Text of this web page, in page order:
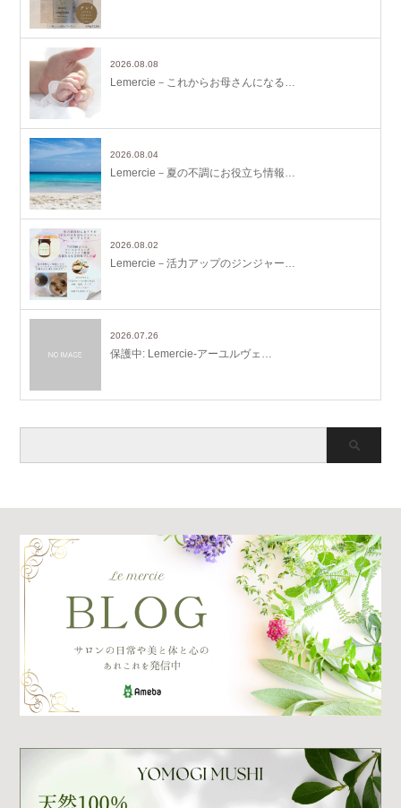
2026.08.08
Lemercie－これからお母さんになる…
2026.08.04
Lemercie－夏の不調にお役立ち情報…
2026.08.02
Lemercie－活力アップのジンジャー…
2026.07.26
保護中: Lemercie-アーユルヴェ…